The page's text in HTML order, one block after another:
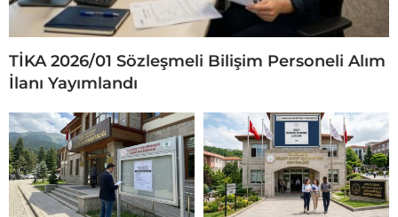
TİKA 2026/01 Sözleşmeli Bilişim Personeli Alım
İlanı Yayımlandı